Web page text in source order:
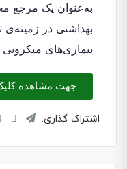
به‌عنوان یک مرجع
بهداشتی در
بیماری‌های
جهت مشاهده
اشتراک گذاری: